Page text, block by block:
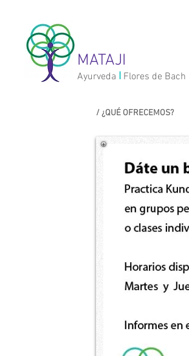
/ ¿QUÉ OFRECEMOS?
MATAJI
Ayurveda I Flores de Bach